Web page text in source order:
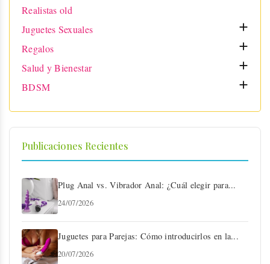
Realistas old
Juguetes Sexuales

Regalos 
Salud y Bienestar 
BDSM 
Publicaciones Recientes
Plug Anal vs. Vibrador Anal: ¿Cuál elegir para...
24/07/2026
Juguetes para Parejas: Cómo introducirlos en la...
20/07/2026